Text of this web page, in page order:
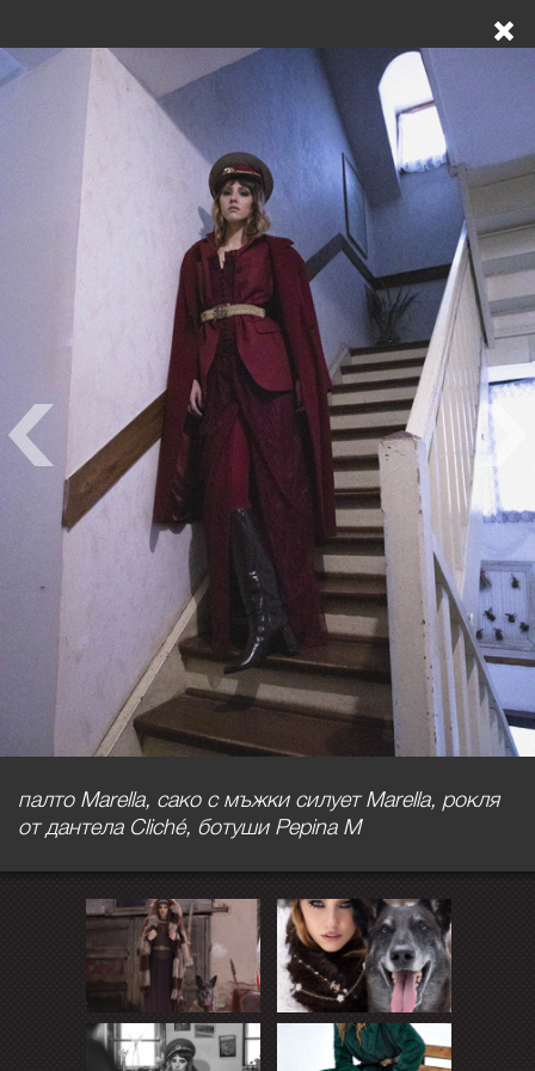
палто Marella, сако с мъжки силует Marella, рокля
от дантела Cliché, ботуши Pepina M